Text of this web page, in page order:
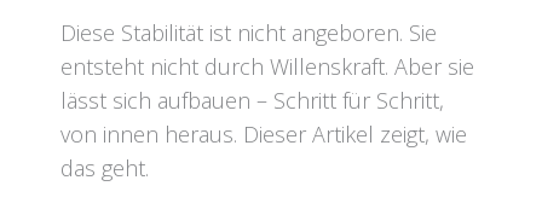
Diese Stabilität ist nicht angeboren. Sie
entsteht nicht durch Willenskraft. Aber sie
lässt sich aufbauen – Schritt für Schritt,
von innen heraus. Dieser Artikel zeigt, wie
das geht.